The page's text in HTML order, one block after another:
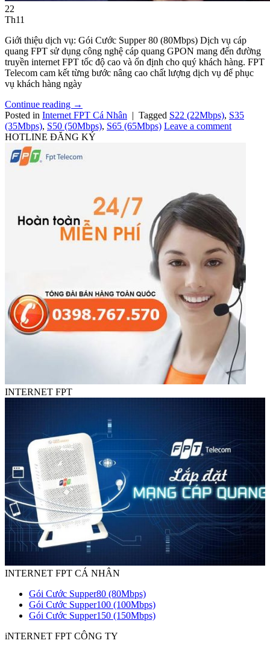
22
Th11
Giới thiệu dịch vụ: Gói Cước Supper 80 (80Mbps) Dịch vụ cáp
quang FPT sử dụng công nghệ cáp quang GPON mang đến đường
truyền internet FPT tốc độ cao và ổn định cho quý khách hàng. FPT
Telecom cam kết từng bước nâng cao chất lượng dịch vụ để phục
vụ khách hàng ngày
Continue reading →
Posted in Internet FPT Cá Nhân | Tagged S22 (22Mbps), S35
(35Mbps), S50 (50Mbps), S65 (65Mbps) Leave a comment
HOTLINE ĐĂNG KÝ
INTERNET FPT
INTERNET FPT CÁ NHÂN
Gói Cước Supper80 (80Mbps)
Gói Cước Supper100 (100Mbps)
Gói Cước Supper150 (150Mbps)
iNTERNET FPT CÔNG TY